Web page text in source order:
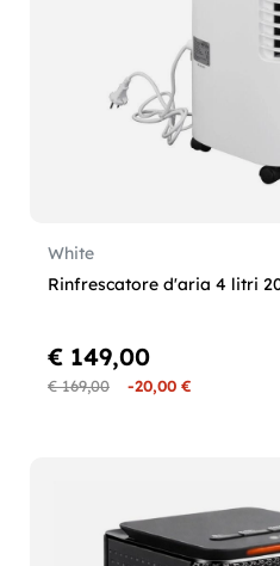
White
Rinfrescatore d'aria 4 litri
€ 169,00 -20,00 €
€ 149,00